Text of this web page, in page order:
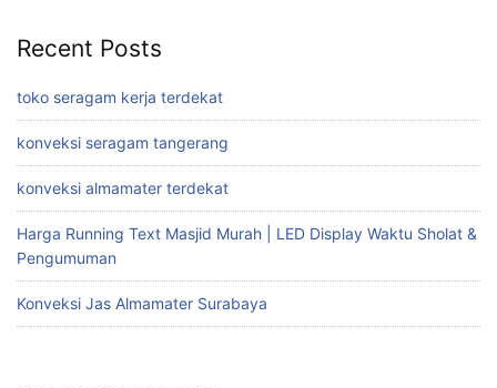
Recent Posts
toko seragam kerja terdekat
konveksi seragam tangerang
konveksi almamater terdekat
Harga Running Text Masjid Murah | LED Display Waktu Sholat &
Pengumuman
Konveksi Jas Almamater Surabaya